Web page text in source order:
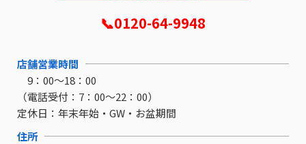
📞0120-64-9948
店舗営業時間
9：00～18：00
（電話受付：7：00～22：00）
定休日： 年末年始・GW・お盆期間
住所